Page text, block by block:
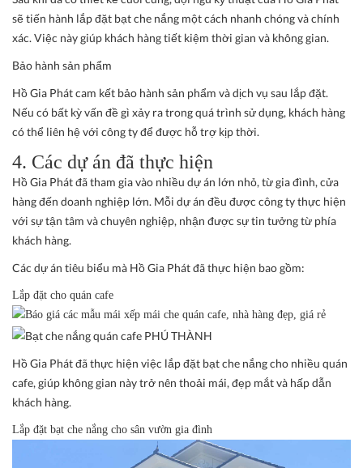
sẽ tiến hành lắp đặt bạt che nắng một cách nhanh chóng và chính
xác. Việc này giúp khách hàng tiết kiệm thời gian và không gian.
Bảo hành sản phẩm
Hồ Gia Phát cam kết bảo hành sản phẩm và dịch vụ sau lắp đặt.
Nếu có bất kỳ vấn đề gì xảy ra trong quá trình sử dụng, khách hàng
có thể liên hệ với công ty để được hỗ trợ kịp thời.
4. Các dự án đã thực hiện
Hồ Gia Phát đã tham gia vào nhiều dự án lớn nhỏ, từ gia đình, cửa
hàng đến doanh nghiệp lớn. Mỗi dự án đều được công ty thực hiện
với sự tận tâm và chuyên nghiệp, nhận được sự tin tưởng từ phía
khách hàng.
Các dự án tiêu biểu mà Hồ Gia Phát đã thực hiện bao gồm:
Lắp đặt cho quán cafe
Hồ Gia Phát đã thực hiện việc lắp đặt bạt che nắng cho nhiều quán
cafe, giúp không gian này trở nên thoải mái, đẹp mắt và hấp dẫn
khách hàng.
Lắp đặt bạt che nắng cho sân vườn gia đình